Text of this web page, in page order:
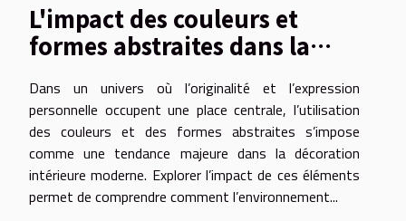
L'impact des couleurs et
formes abstraites dans la
moderne
Dans un univers où l’originalité et l’expression
personnelle occupent une place centrale, l’utilisation
des couleurs et des formes abstraites s’impose
comme une tendance majeure dans la décoration
intérieure moderne. Explorer l’impact de ces éléments
permet de comprendre comment l’environnement...